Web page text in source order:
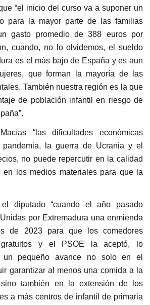
“el inicio del curso va a suponer un
para la mayor parte de las familias
gasto promedio de 388 euros por
cuando, no lo olvidemos, el sueldo
es el más bajo de España y es aun
que forman la mayoría de las
También nuestra región es la que
de población infantil en riesgo de
“las dificultades económicas
la guerra de Ucrania y el
no puede repercutir en la calidad
los medios materiales para que la
diputado “cuando el año pasado
por Extremadura una enmienda
de 2023 para que los comedores
gratuitos y el PSOE la aceptó, lo
un pequeño avance no solo en el
garantizar al menos una comida a la
sino también en la extensión de los
a más centros de infantil de primaria